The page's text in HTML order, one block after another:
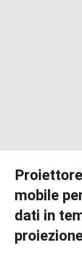
mobile
dati in